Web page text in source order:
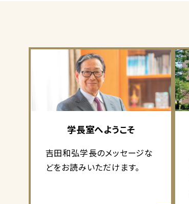
学長室へようこそ
吉田和弘学長のメッセージな
どをお読みいただけます。